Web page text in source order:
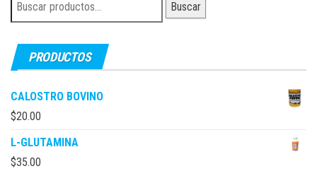
por:
Buscar
PRODUCTOS
CALOSTRO BOVINO
$20.00
L-GLUTAMINA
$35.00